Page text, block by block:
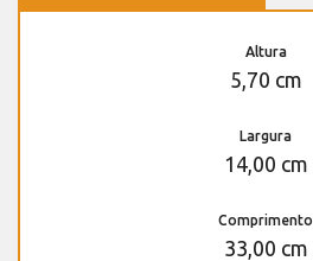
Altura
5,70 cm
Largura
14,00 cm
Comprimento
33,00 cm